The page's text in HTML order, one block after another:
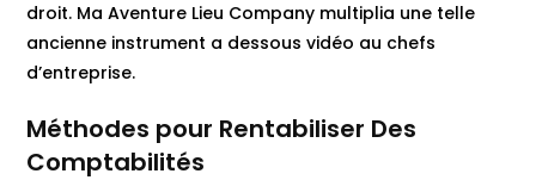
droit. Ma Aventure Lieu Company multiplia une telle
ancienne instrument a dessous vidéo au chefs
d’entreprise.
Méthodes pour Rentabiliser Des
Comptabilités